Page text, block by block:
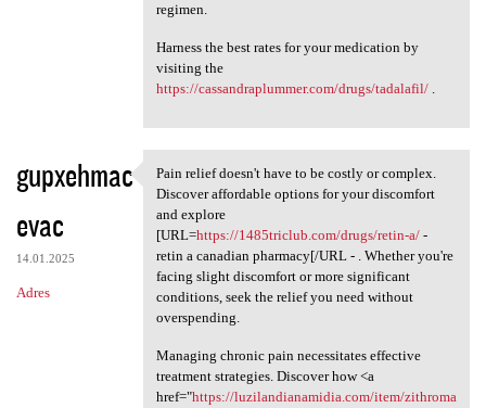
regimen.
Harness the best rates for your medication by
visiting the
https://cassandraplummer.com/drugs/tadalafil/.
gupxehmac
evac
14.01.2025
Adres
Pain relief doesn't have to
Pain relief doesn't have to be costly or complex.
Discover affordable options for your discomfort
and explore
[URL=https://1485triclub.com/drugs/retin-a/-
retin a canadian pharmacy[/URL - . Whether you're
facing slight discomfort or more significant
conditions, seek the relief you need without
overspending.
Managing chronic pain necessitates effective
treatment strategies. Discover how <a
href="https://luzilandianamidia.com/item/zithroma